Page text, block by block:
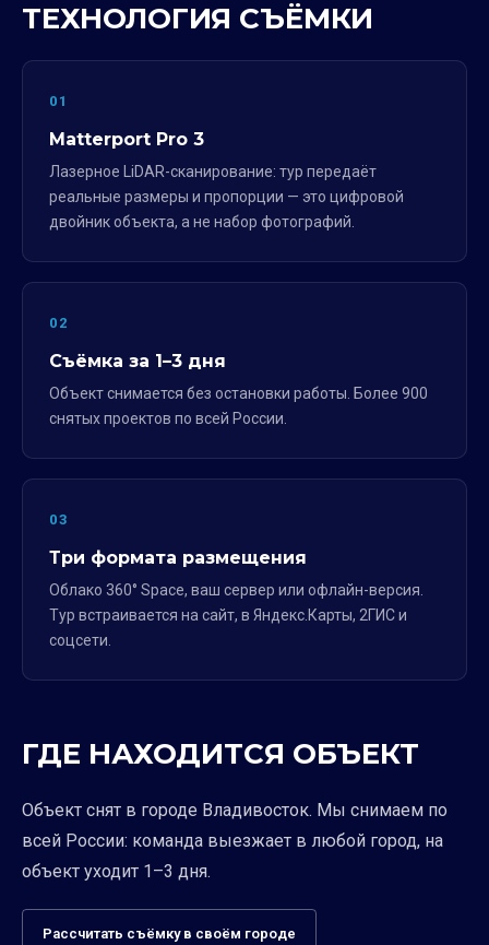
ТЕХНОЛОГИЯ СЪЁМКИ
01
Matterport Pro 3
Лазерное LiDAR-сканирование: тур передаёт
реальные размеры и пропорции — это цифровой
двойник объекта, а не набор фотографий.
02
Съёмка за 1–3 дня
Объект снимается без остановки работы. Более 900
снятых проектов по всей России.
03
Три формата размещения
Облако 360° Space, ваш сервер или офлайн-версия.
Тур встраивается на сайт, в Яндекс.Карты, 2ГИС и
соцсети.
ГДЕ НАХОДИТСЯ ОБЪЕКТ
Объект снят в городе Владивосток. Мы снимаем по
всей России: команда выезжает в любой город, на
объект уходит 1–3 дня.
Рассчитать съёмку в своём городе